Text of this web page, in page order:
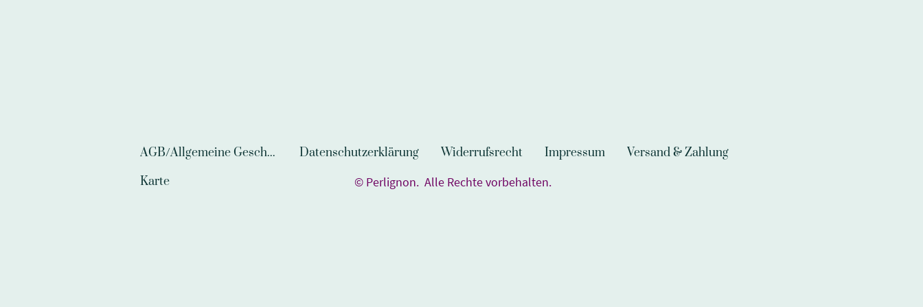
AGB/Allgemeine Geschäftsbedingungen Datenschutzerklärung Widerrufsrecht Impressum
Versand & Zahlung
Karte
© Perlignon. Alle Rechte vorbehalten.